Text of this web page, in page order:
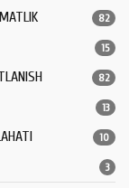
82
15
82
13
10
3